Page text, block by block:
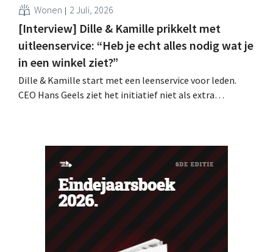
Wonen 2 Juli, 2026
[Interview] Dille & Kamille prikkelt met
uitleenservice: “Heb je echt alles nodig wat je
in een winkel ziet?”
Dille & Kamille start met een leenservice voor leden.
CEO Hans Geels ziet het initiatief niet als extra